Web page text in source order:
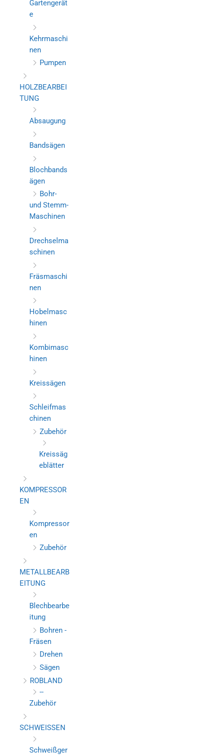
Gartengerät
e
Kehrmaschi
nen
Pumpen
HOLZBEARBEI
TUNG
Absaugung
Bandsägen
Blochbands
ägen
Bohr-
und Stemm-
Maschinen
Drechselma
schinen
Fräsmaschi
nen
Hobelmasc
hinen
Kombimasc
hinen
Kreissägen
Schleifmas
chinen
Zubehör
Kreissäg
eblätter
KOMPRESSOR
EN
Kompressor
en
Zubehör
METALLBEARB
EITUNG
Blechbearbe
itung
Bohren -
Fräsen
Drehen
Sägen
ROBLAND
--
Zubehör
SCHWEISSEN
Schweißger